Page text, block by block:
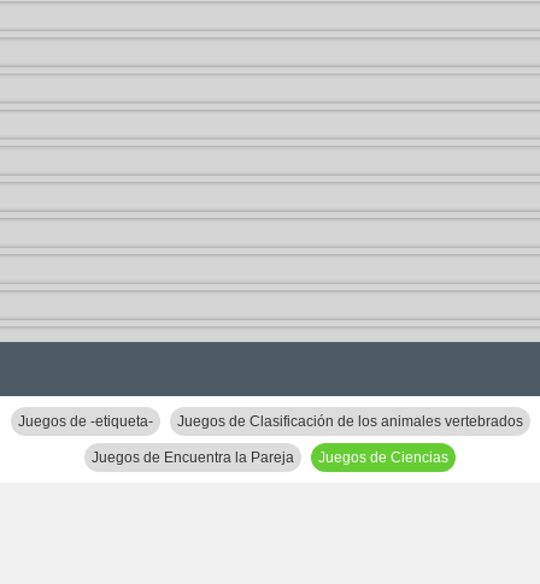
Juegos de -etiqueta- Juegos de Clasificación de los animales vertebrados
Juegos de Encuentra la Pareja Juegos de Ciencias